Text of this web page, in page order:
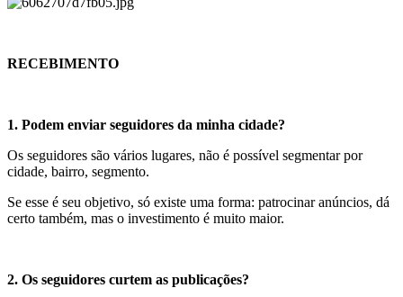
RECEBIMENTO
1. Podem enviar seguidores da minha cidade?
Os seguidores são vários lugares, não é possível segmentar por
cidade, bairro, segmento.
Se esse é seu objetivo, só existe uma forma: patrocinar anúncios, dá
certo também, mas o investimento é muito maior.
2. Os seguidores curtem as publicações?